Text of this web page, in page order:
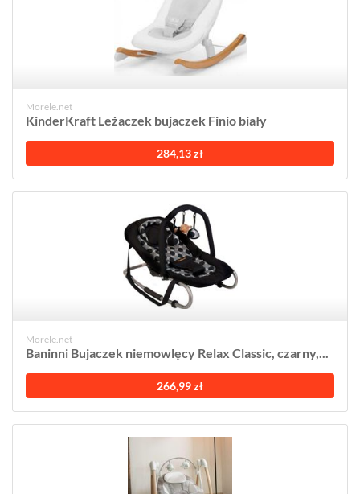
Morele.net
KinderKraft Leżaczek bujaczek Finio biały
284,13 zł
Morele.net
Baninni Bujaczek niemowlęcy Relax Classic, czarny,...
266,99 zł